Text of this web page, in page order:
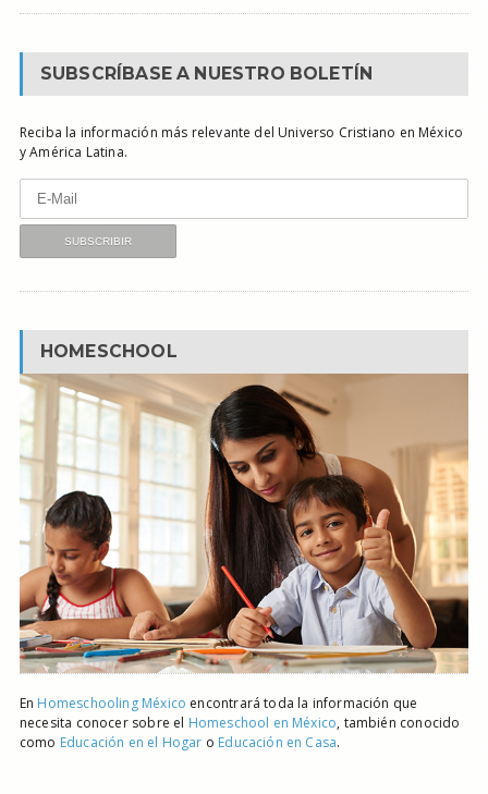
SUBSCRÍBASE A NUESTRO BOLETÍN
Reciba la información más relevante del Universo Cristiano en México
y América Latina.
HOMESCHOOL
En Homeschooling México encontrará toda la información que
necesita conocer sobre el Homeschool en México, también conocido
como Educación en el Hogar o Educación en Casa.